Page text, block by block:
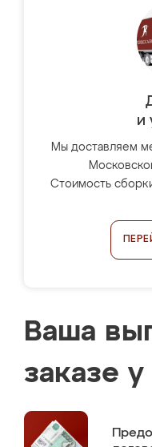
и
Мы доставляем
Стоимость
Ваша
заказе у